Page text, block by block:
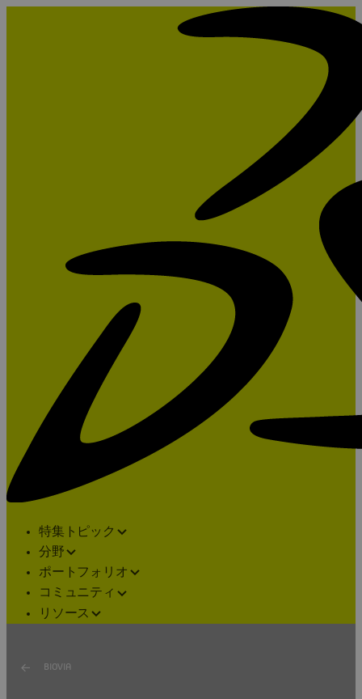
特集トピック
分野
ポートフォリオ
コミュニティ
リソース
BIOVIA